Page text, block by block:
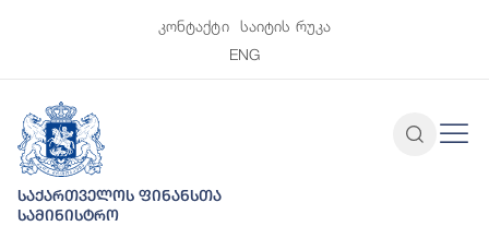
კონტაქტი
საიტის რუკა
ENG
საქართველოს ფინანსთა
სამინისტრო